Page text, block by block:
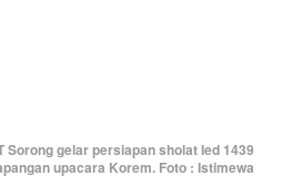
Sorong gelar persiapan sholat Ied 1439
upacara Korem. Foto : Istimewa